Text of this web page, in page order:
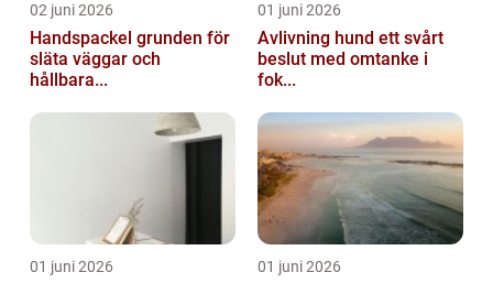
02 juni 2026
Handspackel grunden för
släta väggar och
hållbara...
01 juni 2026
Avlivning hund ett svårt
beslut med omtanke i
fok...
01 juni 2026 01 juni 2026